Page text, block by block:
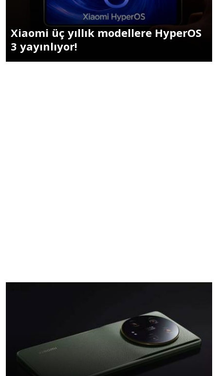
Xiaomi üç yıllık modellere HyperOS
3 yayınlıyor!